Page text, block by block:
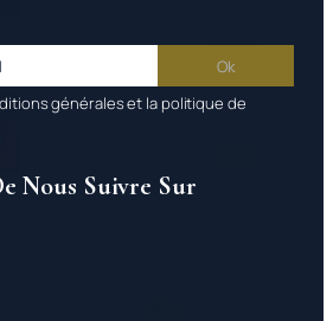
générales et la politique de
Nous Suivre Sur